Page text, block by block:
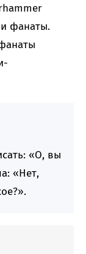
фанаты.
«О, вы
«Нет,